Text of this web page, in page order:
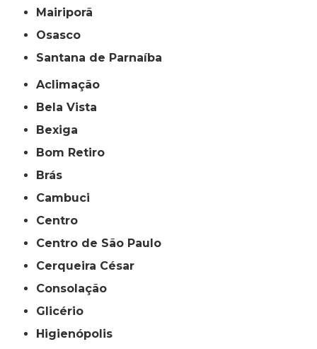
Mairiporã
Osasco
Santana de Parnaíba
Aclimação
Bela Vista
Bexiga
Bom Retiro
Brás
Cambuci
Centro
Centro de São Paulo
Cerqueira César
Consolação
Glicério
Higienópolis